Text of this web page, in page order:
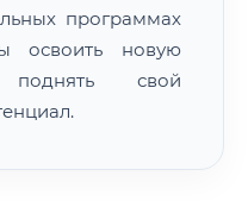
программах
освоить новую
свой